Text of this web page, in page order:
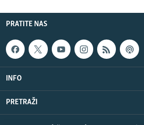
PRATITE NAS
INFO
PRETRAŽI